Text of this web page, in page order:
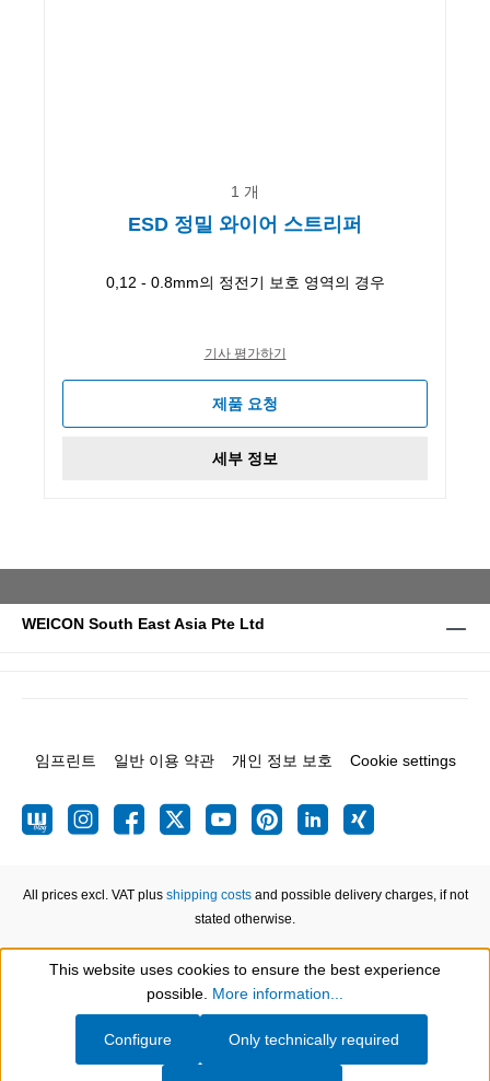
1 개
ESD 정밀 와이어 스트리퍼
0,12 - 0.8mm의 정전기 보호 영역의 경우
기사 평가하기
제품 요청
세부 정보
WEICON South East Asia Pte Ltd
임프린트 일반 이용 약관 개인 정보 보호 Cookie settings
All prices excl. VAT plus shipping costsand possible delivery charges, if not
stated otherwise.
Show toolbar
This website uses cookies to ensure the best experience
possible. More information...
Only technically required
Configure